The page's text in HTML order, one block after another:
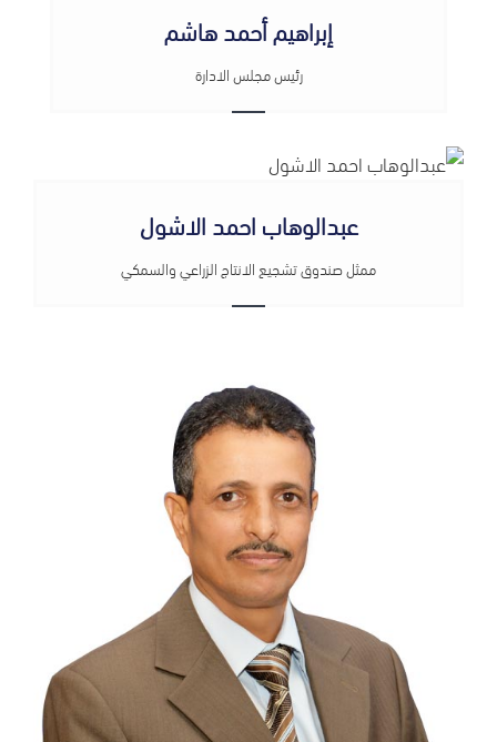
إبراهيم أحمد هاشم
رئيس مجلس الادارة
عبدالوهاب احمد الاشول
ممثل صندوق تشجيع الانتاج الزراعي والسمكي